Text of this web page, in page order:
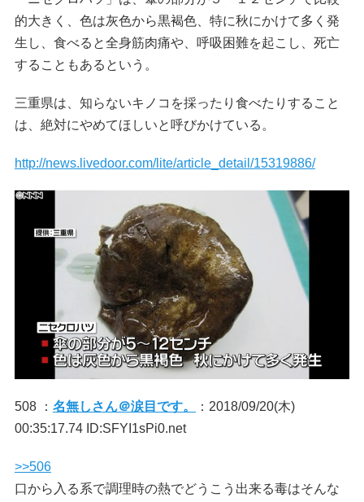
的大きく、色は灰色から黒褐色、特に秋にかけて多く発
生し、食べると全身筋肉痛や、呼吸困難を起こし、死亡
することもあるという。
三重県は、知らないキノコを採ったり食べたりすること
は、絶対にやめてほしいと呼びかけている。
http://news.livedoor.com/lite/article_detail/15319886/
508 ： 名無しさん＠涙目です。
：2018/09/20(木)
00:35:17.74 ID:SFYI1sPi0.net
>>506
口から入る系で調理時の熱でどうこう出来る毒はそんな